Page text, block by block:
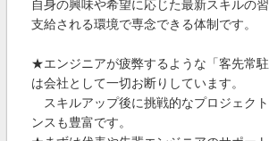
自身の興味や希望に応じた最新スキルの
支給される環境で専念できる体制です。
★エンジニアが疲弊するような「客先常
は会社として一切お断りしています。
スキルアップ後に挑戦的なプロジェク
ンスも豊富です。